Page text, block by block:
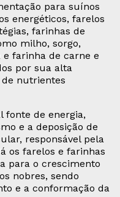
para suínos
energéticos, farelos
farinhas de
milho, sorgo,
farinha de carne e
por sua alta
nutrientes
fonte de energia,
e a deposição de
responsável pela
os farelos e farinhas
para o crescimento
nobres, sendo
e a conformação da